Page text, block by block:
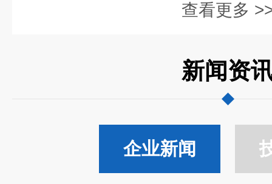
查看更多
新闻资
企业新闻